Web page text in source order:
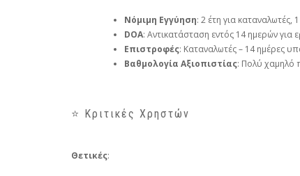
Νόμιμη Εγγύηση: 2 έτη για καταναλωτές,
DOA: Αντικατάσταση εντός 14 ημερών για
Επιστροφές: Καταναλωτές – 14 ημέρες
Βαθμολογία Αξιοπιστίας: Πολύ χαμηλό
⭐ Κριτικές Χρηστών
Θετικές: